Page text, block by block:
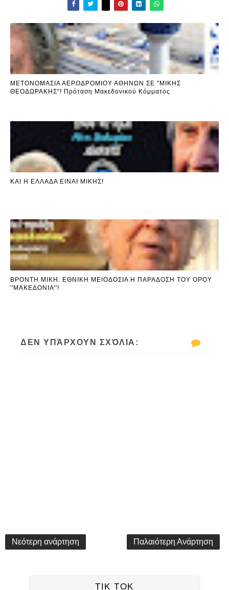
ΜΕΤΟΝΟΜΑΣΙΑ ΑΕΡΟΔΡΟΜΙΟΥ ΑΘΗΝΩΝ ΣΕ "ΜΙΚΗΣ
ΘΕΟΔΩΡΑΚΗΣ"! Πρόταση Μακεδονικού Κόμματος
ΚΑΙ Η ΕΛΛΑΔΑ ΕΙΝΑΙ ΜΙΚΗΣ!
ΒΡΟΝΤΗ ΜΙΚΗ: ΕΘΝΙΚΗ ΜΕΙΟΔΟΣΙΑ Η ΠΑΡΑΔΟΣΗ ΤΟΥ ΟΡΟΥ
''ΜΑΚΕΔΟΝΙΑ''!
ΔΕΝ ΥΠΆΡΧΟΥΝ ΣΧΌΛΙΑ:
Νεότερη ανάρτηση Παλαιότερη Ανάρτηση
TIK TOK